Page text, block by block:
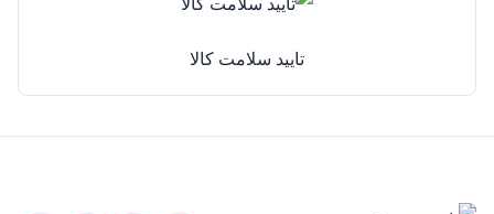
تایید سلامت کالا